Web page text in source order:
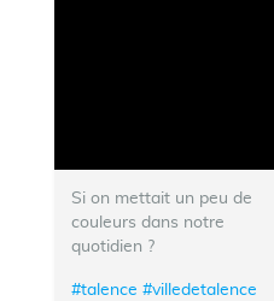
Si on mettait un peu de
couleurs dans notre
quotidien ?
#talence #villedetalence